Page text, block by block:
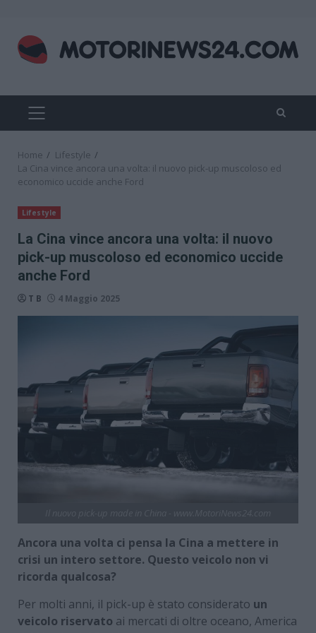
content
PRIMARY
MENU
Home
Lifestyle
La Cina vince ancora una volta: il nuovo pick-up muscoloso ed
economico uccide anche Ford
Lifestyle
La Cina vince ancora una volta: il nuovo
pick-up muscoloso ed economico uccide
anche Ford
T B 4 Maggio 2025
Ancora una volta ci pensa la Cina a mettere in
crisi un intero settore. Questo veicolo non vi
ricorda qualcosa?
Per molti anni, il pick-up è stato considerato un
veicolo riservato ai mercati di oltre oceano, America